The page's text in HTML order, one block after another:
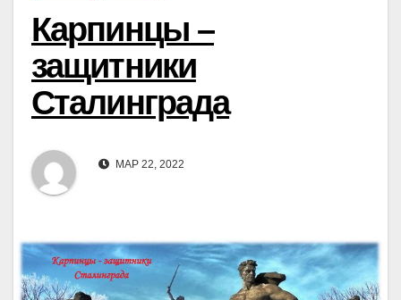
Карпинцы –
защитники
Сталинграда
МАР 22, 2022